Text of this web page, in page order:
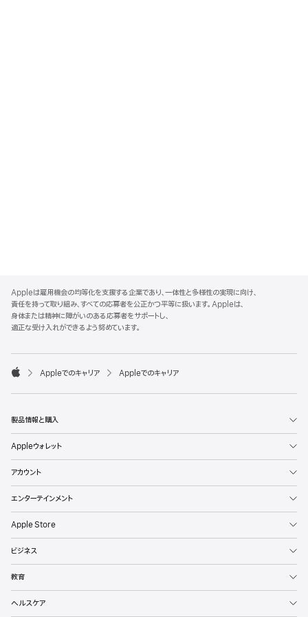
p
p
l
e
o
t
Appleは雇用機会の均等化を支援する企業であり、一体性と多様性の実現に向け、
責任を持って取り組み、すべての応募者を公正かつ平等に扱います。Appleは、
身体または精神に障がいのある応募者をサポートし、
適正な受け入れができるよう努めています。

p
l
Appleでのキャリア Appleでのキャリア
製品情報と購入
Appleウォレット
アカウント
エンターテインメント
Apple Store
ビジネス
教育
ヘルスケア